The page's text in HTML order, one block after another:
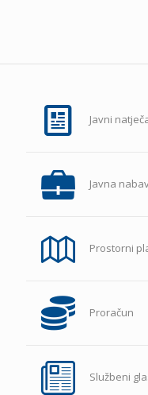
Javni
Javna
Prostorni
Proračun
Službeni